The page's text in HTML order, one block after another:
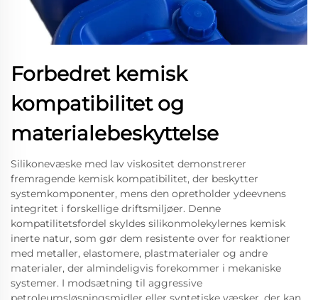
Forbedret kemisk
kompatibilitet og
materialebeskyttelse
Silikonevæske med lav viskositet demonstrerer
fremragende kemisk kompatibilitet, der beskytter
systemkomponenter, mens den opretholder ydeevnens
integritet i forskellige driftsmiljøer. Denne
kompatilitetsfordel skyldes silikonmolekylernes kemisk
inerte natur, som gør dem resistente over for reaktioner
med metaller, elastomere, plastmaterialer og andre
materialer, der almindeligvis forekommer i mekaniske
systemer. I modsætning til aggressive